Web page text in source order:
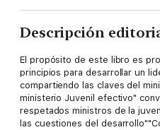
Descripción
El propósito de este libro es
principios para desarrollar un
compartiendo las claves del
ministerio Juvenil efectivo"
respetados ministros de la
las cuestiones del